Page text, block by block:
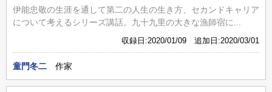
伊能忠敬の生涯を通して第二の人生の生き方、セカンドキャリア
について考えるシリーズ講話。九十九里の大きな漁師宿に...
収録日:2020/01/09 追加日:2020/03/01
童門冬二 作家